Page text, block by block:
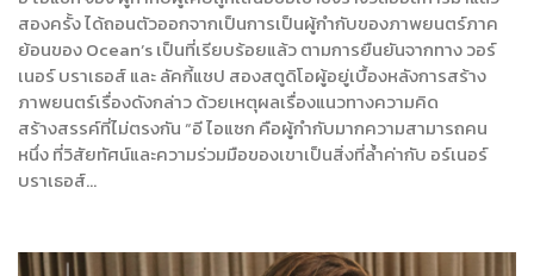
สองครั้ง ได้ถอนตัวออกจากเป็นการเป็นผู้กำกับของภาพยนตร์ภาค
ย้อนของ Ocean’s เป็นที่เรียบร้อยแล้ว ตามการยืนยันจากทาง วอร์
เนอร์ บราเธอส์ และ ลัคกี้แชป สองสตูดิโอผู้อยู่เบื้องหลังการสร้าง
ภาพยนตร์เรื่องดังกล่าว ด้วยเหตุผลเรื่องแนวทางความคิด
สร้างสรรค์ที่ไม่ตรงกัน “อี ไอแซก คือผู้กำกับมากความสามารถคน
หนึ่ง ที่วิสัยทัศน์และความร่วมมือของเขาเป็นสิ่งที่ลํ้าค่ากับ อร์เนอร์
บราเธอส์…